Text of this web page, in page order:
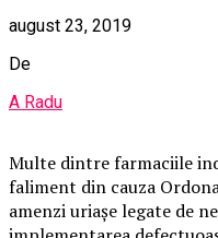
august 23, 2019
De
A Radu
Multe dintre farmaciile
faliment din cauza
amenzi uriaşe legate de